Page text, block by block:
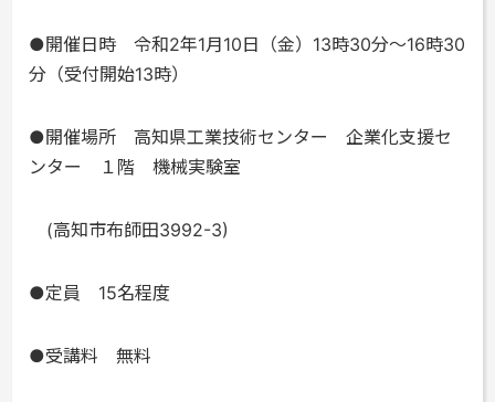
●開催日時令和2年1月10日（金）13時30分～16時30
分（受付開始13時）
●開催場所高知県工業技術センター 企業化支援セ
ンター １階 機械実験室
(高知市布師田3992-3)
●定員 15名程度
●受講料 無料